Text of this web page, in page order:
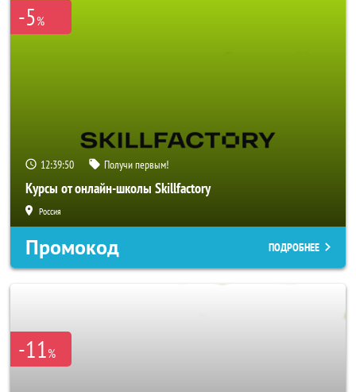
-5%
12:39:49 Получи первым!
Курсы от онлайн-школы Skillfactory
Россия
Промокод ПОДРОБНЕЕ
-11%